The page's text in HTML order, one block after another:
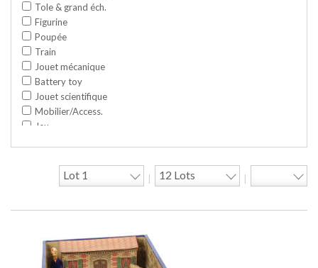
Tole & grand éch.
Figurine
Poupée
Train
Jouet mécanique
Battery toy
Jouet scientifique
Mobilier/Access.
Jeu
Travaux publics
Jeu construction
Circuit
Cycle/Auto